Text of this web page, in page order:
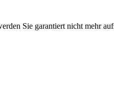
Sie garantiert nicht mehr